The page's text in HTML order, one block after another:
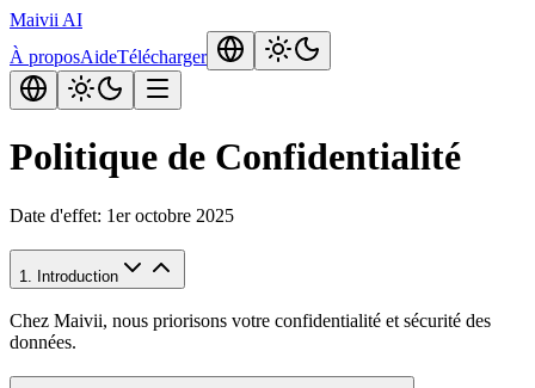
Maivii AI
À proposAideTélécharger
Politique de Confidentialité
Date d'effet: 1er octobre 2025
1. Introduction
Chez Maivii, nous priorisons votre confidentialité et sécurité des
données.